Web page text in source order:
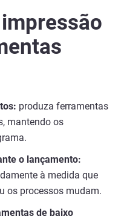
produza ferramentas
mantendo os
o lançamento:
à medida que
os processos mudam.
de baixo